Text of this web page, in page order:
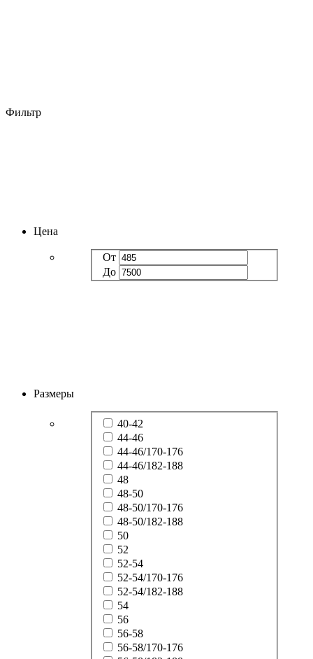
Фильтр
Цена
От
До
Размеры
40-42
44-46
44-46/170-176
44-46/182-188
48
48-50
48-50/170-176
48-50/182-188
50
52
52-54
52-54/170-176
52-54/182-188
54
56
56-58
56-58/170-176